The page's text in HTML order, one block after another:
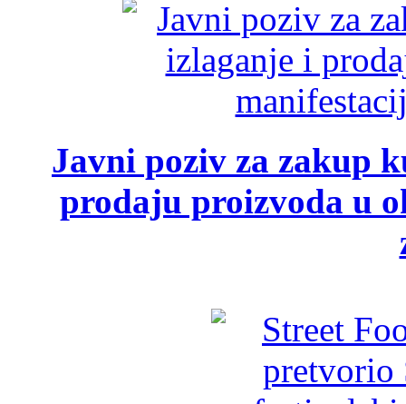
Javni poziv za zakup
prodaju proizvoda u